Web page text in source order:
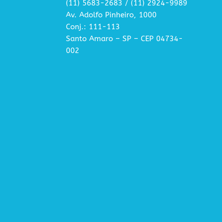
(11) 5683-2683 / (11) 2924-9989
Av. Adolfo Pinheiro, 1000
Conj.: 111-113
Santo Amaro – SP – CEP 04734-
002